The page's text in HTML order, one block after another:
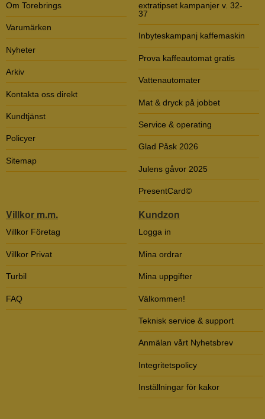
Om Torebrings
Varumärken
Nyheter
Arkiv
Kontakta oss direkt
Kundtjänst
Policyer
Sitemap
extratipset kampanjer v. 32-
37
Inbyteskampanj kaffemaskin
Prova kaffeautomat gratis
Vattenautomater
Mat & dryck på jobbet
Service & operating
Glad Påsk 2026
Julens gåvor 2025
PresentCard©
Villkor m.m.
Villkor Företag
Villkor Privat
Turbil
FAQ
Kundzon
Logga in
Mina ordrar
Mina uppgifter
Välkommen!
Teknisk service & support
Anmälan vårt Nyhetsbrev
Integritetspolicy
Inställningar för kakor